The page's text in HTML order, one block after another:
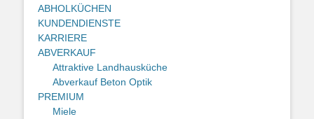
ABHOLKÜCHEN
KUNDENDIENSTE
KARRIERE
ABVERKAUF
Attraktive Landhausküche
Abverkauf Beton Optik
PREMIUM
Miele